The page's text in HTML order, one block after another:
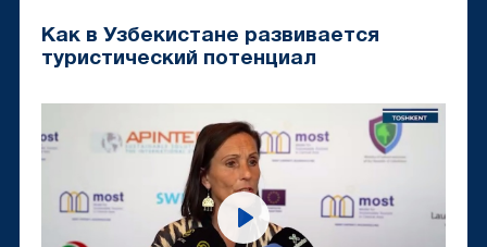
Как в Узбекистане развивается
туристический потенциал
Play